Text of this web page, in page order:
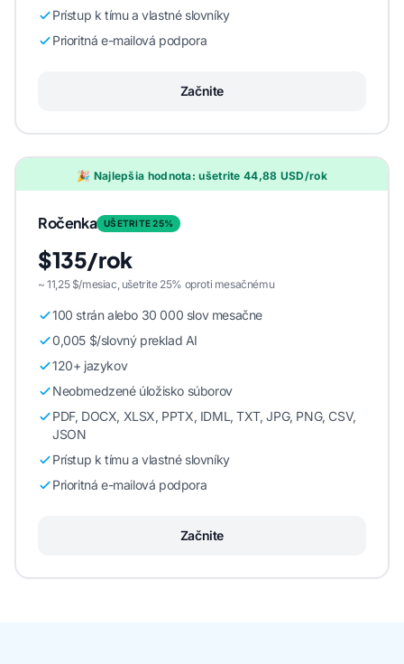
Prístup k tímu a vlastné slovníky
Prioritná e-mailová podpora
Začnite
🎉 Najlepšia hodnota: ušetrite 44,88 USD/rok
Ročenka UŠETRITE 25%
$135/rok
~ 11,25 $/mesiac, ušetrite 25% oproti mesačnému
100 strán alebo 30 000 slov mesačne
0,005 $/slovný preklad AI
120+ jazykov
Neobmedzené úložisko súborov
PDF, DOCX, XLSX, PPTX, IDML, TXT, JPG, PNG, CSV,
JSON
Prístup k tímu a vlastné slovníky
Prioritná e-mailová podpora
Začnite